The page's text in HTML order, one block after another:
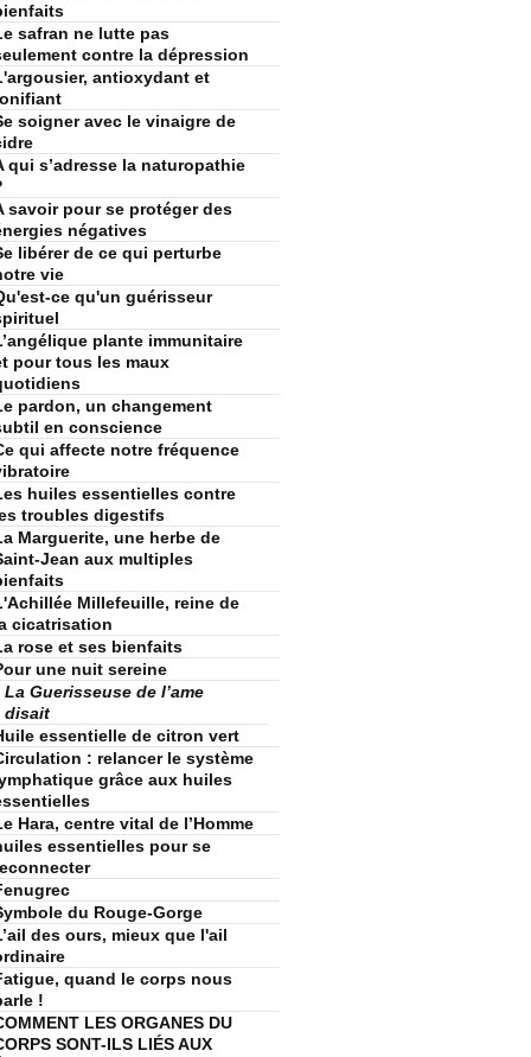
safran ne lutte pas
contre la dépression
antioxydant et
soigner avec le vinaigre de
qui s’adresse la naturopathie
savoir pour se protéger des
négatives
libérer de ce qui perturbe
vie
ce qu'un guérisseur
plante immunitaire
pour tous les maux
pardon, un changement
en conscience
qui affecte notre fréquence
huiles essentielles contre
troubles digestifs
Marguerite, une herbe de
Jean aux multiples
Millefeuille, reine de
cicatrisation
rose et ses bienfaits
une nuit sereine
La Guerisseuse de l’ame
disait
essentielle de citron vert
: relancer le système
grâce aux huiles
Hara, centre vital de l’Homme
essentielles pour se
du Rouge-Gorge
des ours, mieux que l'ail
quand le corps nous
!
LES ORGANES DU
SONT-ILS LIÉS AUX